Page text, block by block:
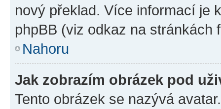
nový překlad. Více informací je
phpBB (viz odkaz na stránkách
Nahoru
Jak zobrazím obrázek pod
Tento obrázek se nazývá